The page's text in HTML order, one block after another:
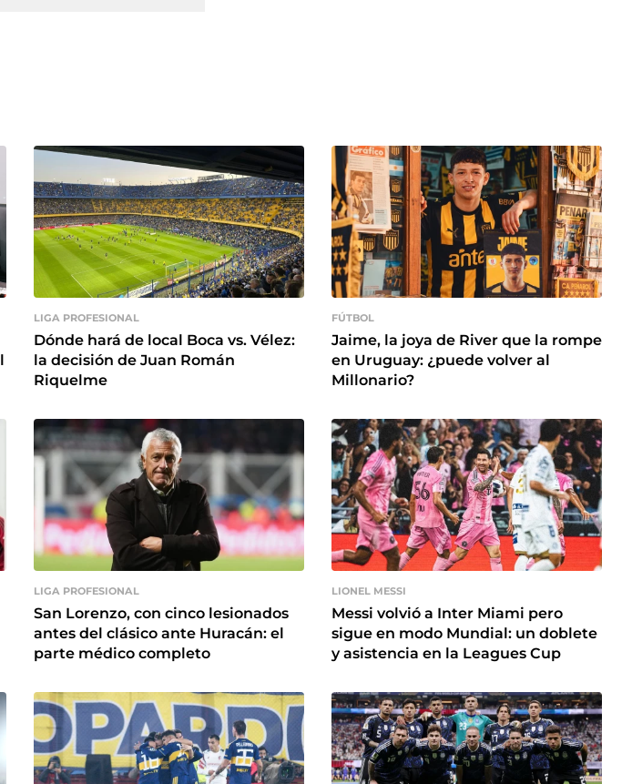
LIGA PROFESIONAL
Dónde hará de local Boca vs. Vélez:
la decisión de Juan Román
Riquelme
FÚTBOL
Jaime, la joya de River que la rompe
en Uruguay: ¿puede volver al
Millonario?
LIGA PROFESIONAL
San Lorenzo, con cinco lesionados
antes del clásico ante Huracán: el
parte médico completo
LIONEL MESSI
Messi volvió a Inter Miami pero
sigue en modo Mundial: un doblete
y asistencia en la Leagues Cup